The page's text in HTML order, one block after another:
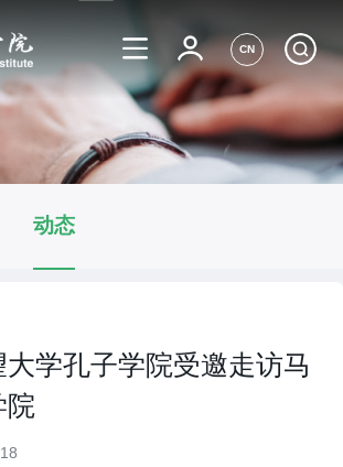
CN
动态
大学孔子学院受邀走访马
院